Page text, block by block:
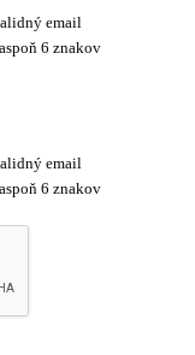
email
6 znakov
email
6 znakov